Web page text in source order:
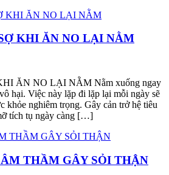
KHI ĂN NO LẠI NẰM
ĂN NO LẠI NẰM Nằm xuống ngay
hại. Việc này lặp đi lặp lại mỗi ngày sẽ
khỏe nghiêm trọng. Gây cản trở hệ tiêu
tích tụ ngày càng […]
THẦM GÂY SỎI THẬN